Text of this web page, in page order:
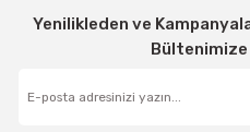
Yenilikleden ve
Bültenimize